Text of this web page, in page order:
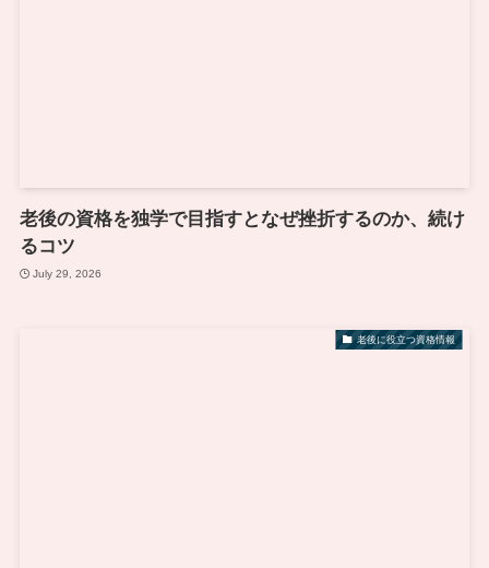
老後の資格を独学で目指すとなぜ挫折するのか、続け
るコツ
July 29, 2026
老後に役立つ資格情報